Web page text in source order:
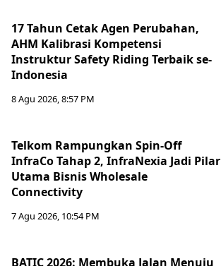
17 Tahun Cetak Agen Perubahan,
AHM Kalibrasi Kompetensi
Instruktur Safety Riding Terbaik se-
Indonesia
8 Agu 2026, 8:57 PM
Telkom Rampungkan Spin-Off
InfraCo Tahap 2, InfraNexia Jadi Pilar
Utama Bisnis Wholesale
Connectivity
7 Agu 2026, 10:54 PM
BATIC 2026: Membuka Jalan Menuju